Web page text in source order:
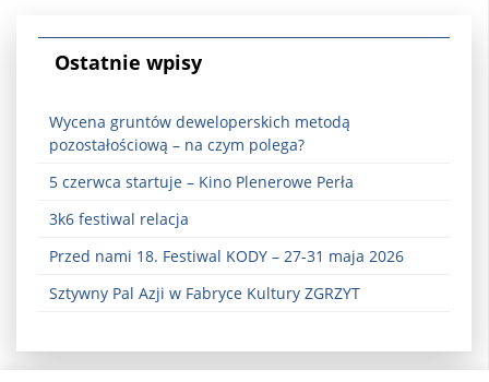
Ostatnie wpisy
Wycena gruntów deweloperskich metodą
pozostałościową – na czym polega?
5 czerwca startuje – Kino Plenerowe Perła
3k6 festiwal relacja
Przed nami 18. Festiwal KODY – 27-31 maja 2026
Sztywny Pal Azji w Fabryce Kultury ZGRZYT